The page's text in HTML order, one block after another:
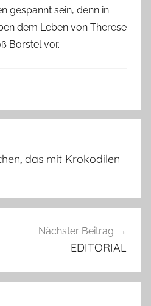
gespannt sein, denn in
dem Leben von Therese
Borstel vor.
das mit Krokodilen
Nächster Beitrag
EDITORIAL